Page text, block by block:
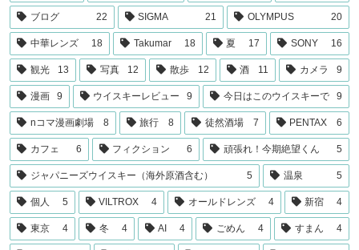
ブログ 22 SIGMA 21 OLYMPUS 20
中華レンズ 18 Takumar 18 夏 17 SONY 16
観光 13 写真 12 散歩 12 酒 11 カメラ 9
漫画 9 ウイスキーレビュー 9 今日はこのウイスキーで 9
nコマ漫画劇場 8 旅行 8 徒然酒場 7 PENTAX 6
カフェ 6 フィクション 6 頑張れ！今期絶望くん 5
ジャパニーズウイスキー（海外原酒含む） 5 温泉 5
個人 5 VILTROX 4 オールドレンズ 4 新宿 4
東京 4 冬 4 AI 4 ごめん 4 すまん 4